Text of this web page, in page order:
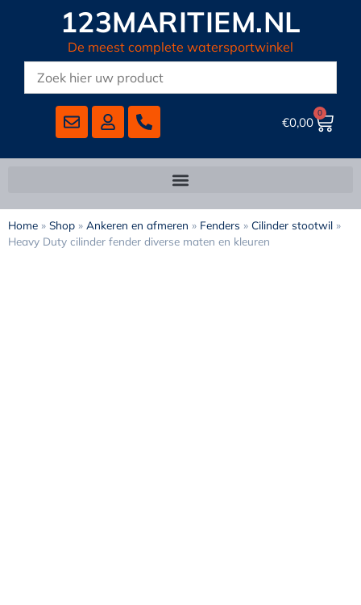
123MARITIEM.NL
De meest complete watersportwinkel
€0,00
0
Home » Shop » Ankeren en afmeren » Fenders » Cilinder stootwil »
Heavy Duty cilinder fender diverse maten en kleuren